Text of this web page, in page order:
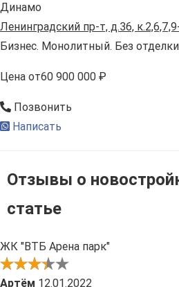
Динамо
Ленинградский пр-т, д.36,
Бизнес. Монолитный. Без
Цена от60 900 000 ₽
Позвонить
Написать
Отзывы о
статье
ЖК "ВТБ Арена парк"
Артём 12.01.2022